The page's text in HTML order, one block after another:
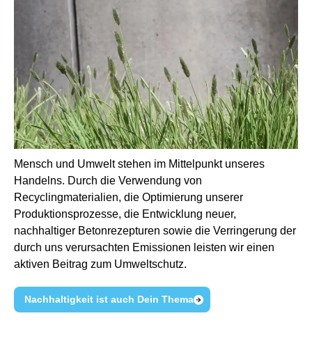
Mensch und Umwelt stehen im Mittelpunkt unseres
Handelns. Durch die Verwendung von
Recyclingmaterialien, die Optimierung unserer
Produktionsprozesse, die Entwicklung neuer,
nachhaltiger Betonrezepturen sowie die Verringerung der
durch uns verursachten Emissionen leisten wir einen
aktiven Beitrag zum Umweltschutz.
Nachhaltigkeit ist auch Dein Thema